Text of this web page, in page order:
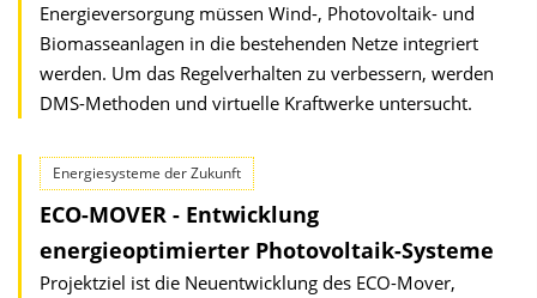
Energieversorgung müssen Wind-, Photovoltaik- und
Biomasseanlagen in die bestehenden Netze integriert
werden. Um das Regelverhalten zu verbessern, werden
DMS-Methoden und virtuelle Kraftwerke untersucht.
Energiesysteme der Zukunft
ECO-MOVER - Entwicklung
energieoptimierter Photovoltaik-Systeme
Projektziel ist die Neuentwicklung des ECO-Mover,